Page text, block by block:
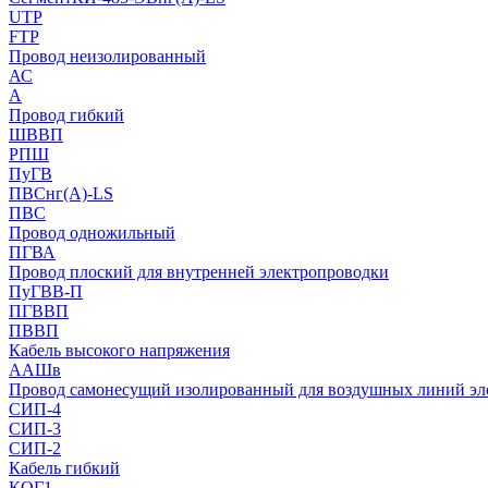
UTP
FTP
Провод неизолированный
АС
А
Провод гибкий
ШВВП
РПШ
ПуГВ
ПВСнг(А)-LS
ПВС
Провод одножильный
ПГВА
Провод плоский для внутренней электропроводки
ПуГВВ-П
ПГВВП
ПВВП
Кабель высокого напряжения
ААШв
Провод самонесущий изолированный для воздушных линий
СИП-4
СИП-3
СИП-2
Кабель гибкий